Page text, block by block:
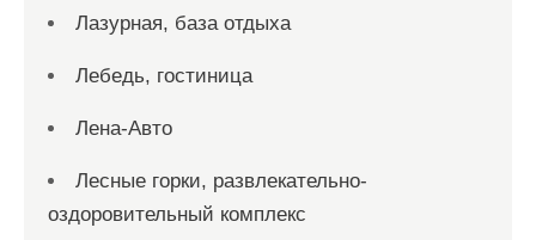
Лазурная, база отдыха
Лебедь, гостиница
Лена-Авто
Лесные горки, развлекательно-
оздоровительный комплекс